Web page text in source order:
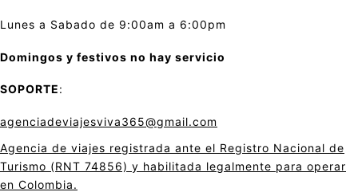
Lunes a Sabado de 9:00am a 6:00pm
Domingos y festivos no hay servicio
SOPORTE:
agenciadeviajesviva365@gmail.com
Agencia de viajes registrada ante el Registro Nacional de
Turismo (RNT 74856) y habilitada legalmente para operar
en Colombia.